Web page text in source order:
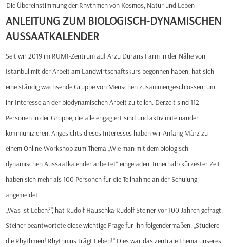
Die Übereinstimmung der Rhythmen von Kosmos, Natur und Leben
ANLEITUNG ZUM BIOLOGISCH-DYNAMISCHEN
AUSSAATKALENDER
Seit wir 2019 im RUMI-Zentrum auf Arzu Durans Farm in der Nähe von
Istanbul mit der Arbeit am Landwirtschaftskurs begonnen haben, hat sich
eine ständig wachsende Gruppe von Menschen zusammengeschlossen, um
ihr Interesse an der biodynamischen Arbeit zu teilen. Derzeit sind 112
Personen in der Gruppe, die alle engagiert sind und aktiv miteinander
kommunizieren. Angesichts dieses Interesses haben wir Anfang März zu
einem Online-Workshop zum Thema „Wie man mit dem biologisch-
dynamischen Aussaatkalender arbeitet“ eingeladen. Innerhalb kürzester Zeit
haben sich mehr als 100 Personen für die Teilnahme an der Schulung
angemeldet.
„Was ist Leben?“, hat Rudolf Hauschka Rudolf Steiner vor 100 Jahren gefragt.
Steiner beantwortete diese wichtige Frage für ihn folgendermaßen: „Studiere
die Rhythmen! Rhythmus trägt Leben!“ Dies war das zentrale Thema unseres